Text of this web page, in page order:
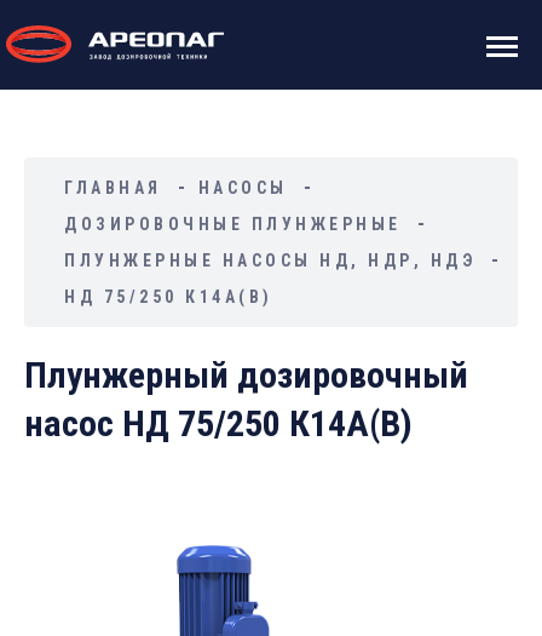
ГЛАВНАЯ
НАСОСЫ
ДОЗИРОВОЧНЫЕ ПЛУНЖЕРНЫЕ
ПЛУНЖЕРНЫЕ НАСОСЫ НД, НДР, НДЭ
НД 75/250 К14А(В)
Плунжерный дозировочный
насос НД 75/250 К14А(В)